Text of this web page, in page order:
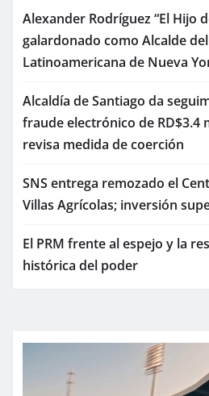
Alexander Rodríguez “El Hijo
galardonado como Alcalde
Latinoamericana de Nueva
Alcaldía de Santiago da
fraude electrónico de RD$3.4
revisa medida de coerción
SNS entrega remozado el
Villas Agrícolas; inversión
El PRM frente al espejo y la
histórica del poder